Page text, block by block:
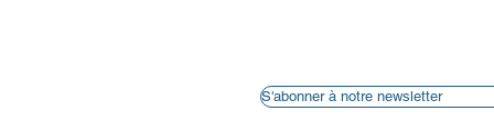
S'abonner à notre newsletter